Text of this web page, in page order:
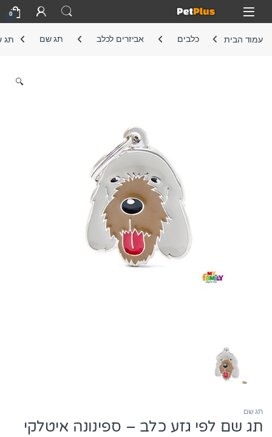
Skip to navigation
Skip to content
Open
0
עמוד הבית כלבים אביזרים לכלב תג שם תג
🔍
תג שם
תג שם לפי גזע כלב – ספינונה איטלקי